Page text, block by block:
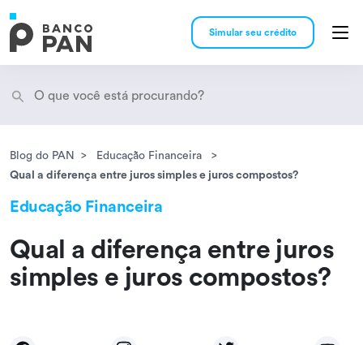
Simular seu crédito
Encontramos resultados
Blog do PAN
Educação Financeira
Qual a diferença entre juros simples e juros compostos?
Educação Financeira
Qual a diferença entre juros
simples e juros compostos?